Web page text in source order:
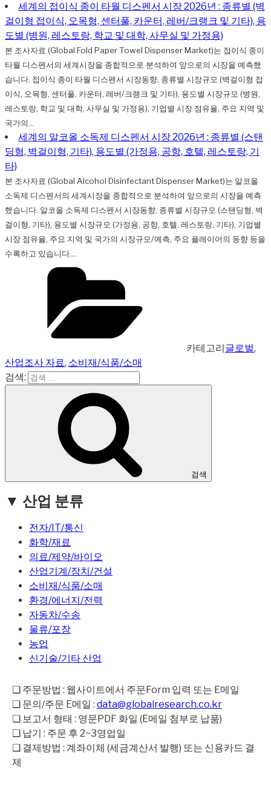
세계의 접이식 종이 타월 디스펜서 시장 2026년 : 종류별 (벽
걸이형 접이식, 오목형, 센터풀, 카운터, 레버/크랭크 및 기타), 용
도별 (병원, 레스토랑, 학교 및 대학, 사무실 및 가정용)
본 조사자료 (Global Fold Paper Towel Dispenser Market)는 접이식 종이
타월 디스펜서의 세계시장을 종합적으로 분석하여 앞으로의 시장을 예측했
습니다. 접이식 종이 타월 디스펜서 시장동향, 종류별 시장규모 (벽걸이형 접
이식, 오목형, 센터풀, 카운터, 레버/크랭크 및 기타), 용도별 시장규모 (병원,
레스토랑, 학교 및 대학, 사무실 및 가정용), 기업별 시장 점유율, 주요 지역 및
국가의...
세계의 알코올 소독제 디스펜서 시장 2026년 : 종류별 (스탠
딩형, 벽걸이형, 기타), 용도별 (가정용, 공항, 호텔, 레스토랑, 기
타)
본 조사자료 (Global Alcohol Disinfectant Dispenser Market)는 알코올
소독제 디스펜서의 세계시장을 종합적으로 분석하여 앞으로의 시장을 예측
했습니다. 알코올 소독제 디스펜서 시장동향, 종류별 시장규모 (스탠딩형, 벽
걸이형, 기타), 용도별 시장규모 (가정용, 공항, 호텔, 레스토랑, 기타), 기업별
시장 점유율, 주요 지역 및 국가의 시장규모/예측, 주요 플레이어의 동향 등을
수록하고 있습니다....
카테고리글로벌,
산업조사 자료, 소비재/식품/소매
검색:
검색
▼ 산업 분류
전자/IT/통신
화학/재료
의료/제약/바이오
산업기계/장치/건설
소비재/식품/소매
환경/에너지/전력
자동차/수송
물류/포장
농업
신기술/기타 산업
❑ 주문방법 : 웹사이트에서 주문Form 입력 또는 E메일
❑ 문의/주문 E메일 : data@globalresearch.co.kr
❑ 보고서 형태 : 영문PDF 화일 (E메일 첨부로 납품)
❑ 납기 : 주문 후 2~3영업일
❑ 결제방법 : 계좌이체 (세금계산서 발행) 또는 신용카드 결
제